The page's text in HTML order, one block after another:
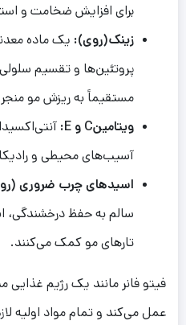
برای افزایش ضخامت و
زینک(روی): یک ماده
پروتئین‌ها و تقسیم
مستقیماً به ریزش مو
ویتامینC و E:
آسیب‌های محیطی و
اسیدهای چرب ضروری
سالم به حفظ درخشندگی،
تارهای مو کمک می‌کنند.
فیتو فانر مانند یک رژیم غذایی
عمل می‌کند و تمام مواد اولیه